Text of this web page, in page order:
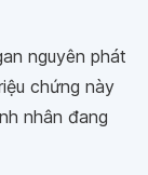
nguyên phát
chứng này
nhân đang